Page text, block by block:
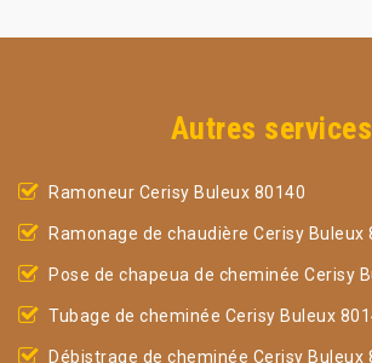
Autres services
Ramoneur Cerisy Buleux 80140
Ramonage de chaudière Cerisy Buleux
Pose de chapeua de cheminée Cerisy
Tubage de cheminée Cerisy Buleux
Débistrage de cheminée Cerisy Buleux